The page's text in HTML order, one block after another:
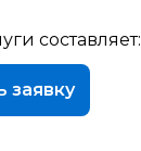
составляет:
заявку